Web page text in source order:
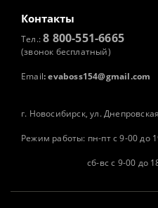
Контакты
Тел.:8 800-551-6665
(звонок бесплатный)
Email: evaboss154@gmail.com
г. Новосибирск, ул.
Режим работы: пн-пт с 9-00 до
сб-вс с 9-00 до